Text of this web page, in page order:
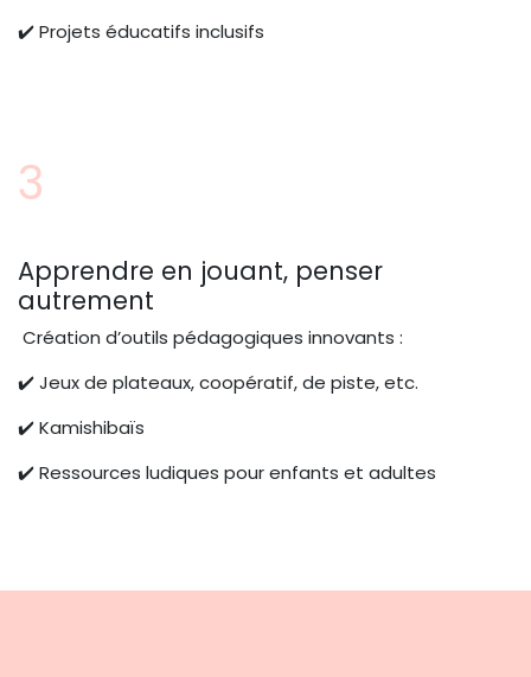
✔️ Projets éducatifs inclusifs
3
Apprendre en jouant, penser
autrement
Création d’outils pédagogiques innovants :
✔️ Jeux de plateaux, coopératif, de piste, etc.
✔️ Kamishibaïs
✔️ Ressources ludiques pour enfants et adultes